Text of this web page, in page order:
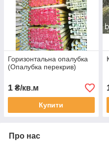
Горизонтальна опалубка
(Опалубка перекрив)
1 ₴/кв.м
Купити
Про нас